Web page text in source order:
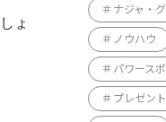
ょ
ナジャ・
ノウハウ
パワース
プレゼント